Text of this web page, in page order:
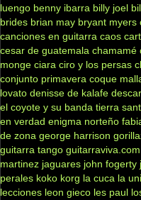
luengo benny ibarra billy joel
brides brian may bryant myers
canciones en guitarra caos
cesar de guatemala chamamé
monge ciara ciro y los persas
conjunto primavera coque
lovato denisse de kalafe
el coyote y su banda tierra
en verdad enigma norteño
de zona george harrison
guitarra tango guitarraviva.com
martinez jaguares john fogerty
perales koko korg la cuca la
lecciones leon gieco les paul